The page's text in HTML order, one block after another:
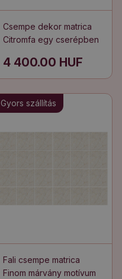
Csempe dekor matrica
Citromfa egy cserépben
4 400.00 HUF
Gyors szállítás
Fali csempe matrica
Finom márvány motívum